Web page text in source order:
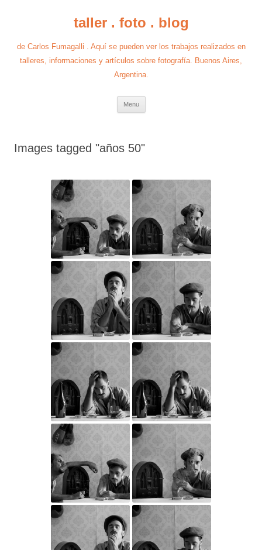
taller . foto . blog
de Carlos Fumagalli . Aquí se pueden ver los trabajos realizados en
talleres, informaciones y artículos sobre fotografía. Buenos Aires,
Argentina.
Menu
Images tagged "años 50"